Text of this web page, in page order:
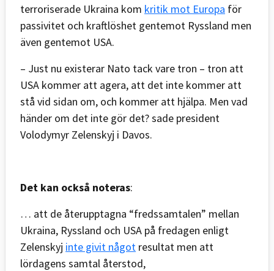
terroriserade Ukraina kom kritik mot Europa för
passivitet och kraftlöshet gentemot Ryssland men
även gentemot USA.
– Just nu existerar Nato tack vare tron – tron att
USA kommer att agera, att det inte kommer att
stå vid sidan om, och kommer att hjälpa. Men vad
händer om det inte gör det? sade president
Volodymyr Zelenskyj i Davos.
Det kan också noteras:
… att de återupptagna “fredssamtalen” mellan
Ukraina, Ryssland och USA på fredagen enligt
Zelenskyj inte givit något resultat men att
lördagens samtal återstod,